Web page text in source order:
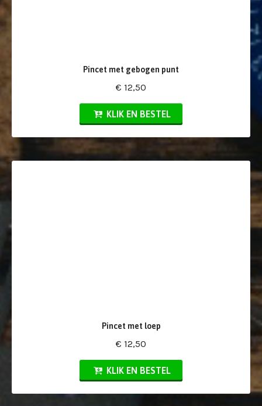
Pincet met gebogen punt
€ 12,50
KLIK EN BESTEL
Pincet met loep
€ 12,50
KLIK EN BESTEL